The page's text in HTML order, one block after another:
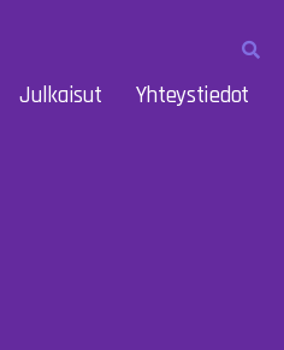
Julkaisut Yhteystiedot